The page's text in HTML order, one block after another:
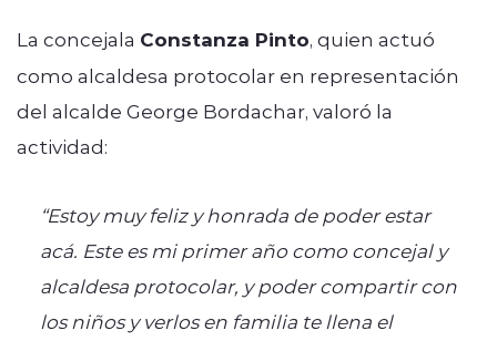
La concejala Constanza Pinto, quien actuó
como alcaldesa protocolar en representación
del alcalde George Bordachar, valoró la
actividad:
“Estoy muy feliz y honrada de poder estar
acá. Este es mi primer año como concejal y
alcaldesa protocolar, y poder compartir con
los niños y verlos en familia te llena el